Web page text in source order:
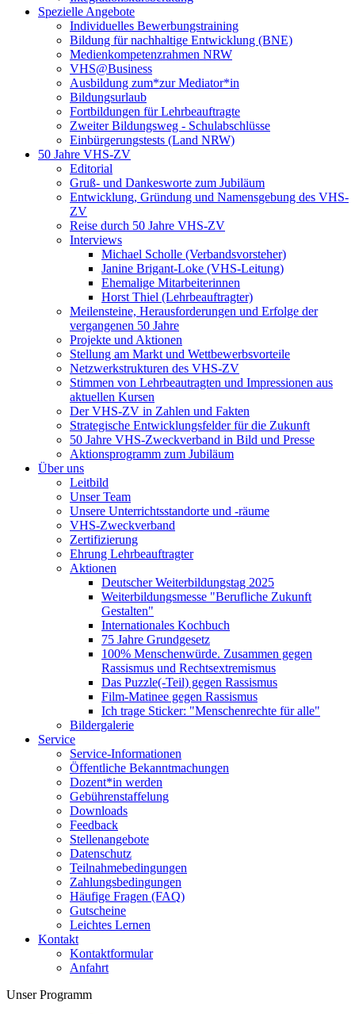
Spezielle Angebote
Individuelles Bewerbungstraining
Bildung für nachhaltige Entwicklung (BNE)
Medienkompetenzrahmen NRW
VHS@Business
Ausbildung zum*zur Mediator*in
Bildungsurlaub
Fortbildungen für Lehrbeauftragte
Zweiter Bildungsweg - Schulabschlüsse
Einbürgerungstests (Land NRW)
50 Jahre VHS-ZV
Editorial
Gruß- und Dankesworte zum Jubiläum
Entwicklung, Gründung und Namensgebung des VHS-
ZV
Reise durch 50 Jahre VHS-ZV
Interviews
Michael Scholle (Verbandsvorsteher)
Janine Brigant-Loke (VHS-Leitung)
Ehemalige Mitarbeiterinnen
Horst Thiel (Lehrbeauftragter)
Meilensteine, Herausforderungen und Erfolge der
vergangenen 50 Jahre
Projekte und Aktionen
Stellung am Markt und Wettbewerbsvorteile
Netzwerkstrukturen des VHS-ZV
Stimmen von Lehrbeautragten und Impressionen aus
aktuellen Kursen
Der VHS-ZV in Zahlen und Fakten
Strategische Entwicklungsfelder für die Zukunft
50 Jahre VHS-Zweckverband in Bild und Presse
Aktionsprogramm zum Jubiläum
Über uns
Leitbild
Unser Team
Unsere Unterrichtsstandorte und -räume
VHS-Zweckverband
Zertifizierung
Ehrung Lehrbeauftragter
Aktionen
Deutscher Weiterbildungstag 2025
Weiterbildungsmesse "Berufliche Zukunft
Gestalten"
Internationales Kochbuch
75 Jahre Grundgesetz
100% Menschenwürde. Zusammen gegen
Rassismus und Rechtsextremismus
Das Puzzle(-Teil) gegen Rassismus
Film-Matinee gegen Rassismus
Ich trage Sticker: "Menschenrechte für alle"
Bildergalerie
Service
Service-Informationen
Öffentliche Bekanntmachungen
Dozent*in werden
Gebührenstaffelung
Downloads
Feedback
Stellenangebote
Datenschutz
Teilnahmebedingungen
Zahlungsbedingungen
Häufige Fragen (FAQ)
Gutscheine
Leichtes Lernen
Kontakt
Kontaktformular
Anfahrt
Unser Programm